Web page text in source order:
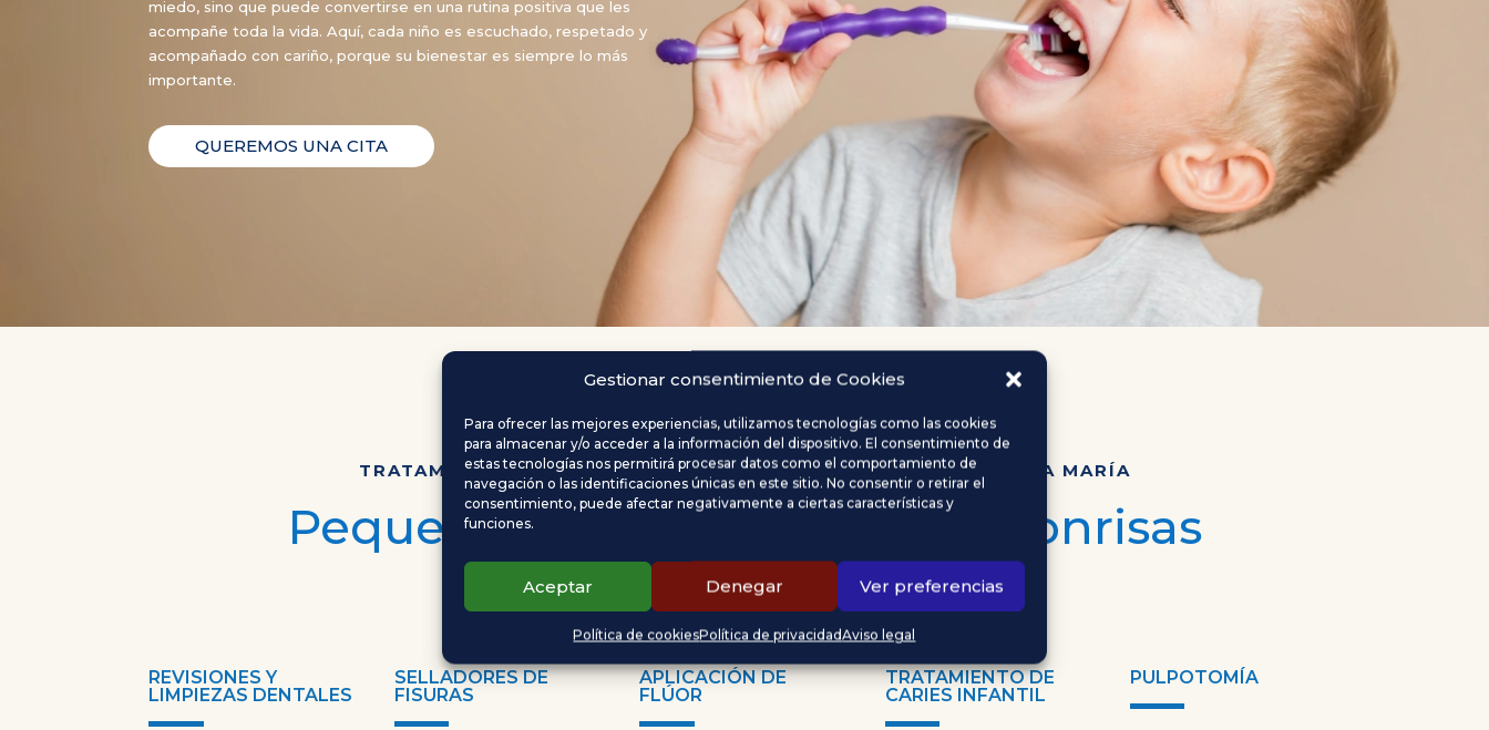
Gestionar consentimiento de Cookies
Para ofrecer las mejores experiencias, utilizamos tecnologías como las cookies
para almacenar y/o acceder a la información del dispositivo. El consentimiento de
estas tecnologías nos permitirá procesar datos como el comportamiento de
navegación o las identificaciones únicas en este sitio. No consentir o retirar el
consentimiento, puede afectar negativamente a ciertas características y
funciones.
Aceptar Denegar Ver preferencias
Política de cookiesPolítica de privacidadAviso legal
miedo, sino que puede convertirse en una rutina positiva que les
acompañe toda la vida. Aquí, cada niño es escuchado, respetado y
acompañado con cariño, porque su bienestar es siempre lo más
importante.
QUEREMOS UNA CITA
TRATAMIENTOS DE ODONTOPEDIATRÍA EN EL PUERTO DE SANTA MARÍA
Pequeños cuidados, grandes sonrisas
REVISIONES Y
LIMPIEZAS DENTALES
SELLADORES DE
FISURAS
APLICACIÓN DE
FLÚOR
TRATAMIENTO DE
CARIES INFANTIL
PULPOTOMÍA